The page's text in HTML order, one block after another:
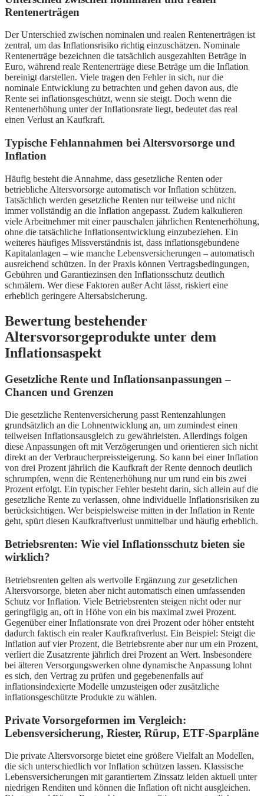
Rentenerträgen
Der Unterschied zwischen nominalen und realen Rentenerträgen ist
zentral, um das Inflationsrisiko richtig einzuschätzen. Nominale
Rentenerträge bezeichnen die tatsächlich ausgezahlten Beträge in
Euro, während reale Rentenerträge diese Beträge um die Inflation
bereinigt darstellen. Viele tragen den Fehler in sich, nur die
nominale Entwicklung zu betrachten und gehen davon aus, die
Rente sei inflationsgeschützt, wenn sie steigt. Doch wenn die
Rentenerhöhung unter der Inflationsrate liegt, bedeutet das real
einen Verlust an Kaufkraft.
Typische Fehlannahmen bei Altersvorsorge und
Inflation
Häufig besteht die Annahme, dass gesetzliche Renten oder
betriebliche Altersvorsorge automatisch vor Inflation schützen.
Tatsächlich werden gesetzliche Renten nur teilweise und nicht
immer vollständig an die Inflation angepasst. Zudem kalkulieren
viele Arbeitnehmer mit einer pauschalen jährlichen Rentenerhöhung,
ohne die tatsächliche Inflationsentwicklung einzubeziehen. Ein
weiteres häufiges Missverständnis ist, dass inflationsgebundene
Kapitalanlagen – wie manche Lebensversicherungen – automatisch
ausreichend schützen. In der Praxis können Vertragsbedingungen,
Gebühren und Garantiezinsen den Inflationsschutz deutlich
schmälern. Wer diese Faktoren außer Acht lässt, riskiert eine
erheblich geringere Altersabsicherung.
Bewertung bestehender
Altersvorsorgeprodukte unter dem
Inflationsaspekt
Gesetzliche Rente und Inflationsanpassungen –
Chancen und Grenzen
Die gesetzliche Rentenversicherung passt Rentenzahlungen
grundsätzlich an die Lohnentwicklung an, um zumindest einen
teilweisen Inflationsausgleich zu gewährleisten. Allerdings folgen
diese Anpassungen oft mit Verzögerungen und orientieren sich nicht
direkt an der Verbraucherpreissteigerung. So kann bei einer Inflation
von drei Prozent jährlich die Kaufkraft der Rente dennoch deutlich
schrumpfen, wenn die Rentenerhöhung nur um rund ein bis zwei
Prozent erfolgt. Ein typischer Fehler besteht darin, sich allein auf die
gesetzliche Rente zu verlassen, ohne individuelle Inflationsrisiken zu
berücksichtigen. Wer beispielsweise mitten in der Inflation in Rente
geht, spürt diesen Kaufkraftverlust unmittelbar und häufig erheblich.
Betriebsrenten: Wie viel Inflationsschutz bieten sie
wirklich?
Betriebsrenten gelten als wertvolle Ergänzung zur gesetzlichen
Altersvorsorge, bieten aber nicht automatisch einen umfassenden
Schutz vor Inflation. Viele Betriebsrenten steigen nicht oder nur
geringfügig an, oft in Höhe von ein bis maximal zwei Prozent.
Gegenüber einer Inflationsrate von drei Prozent oder höher entsteht
dadurch faktisch ein realer Kaufkraftverlust. Ein Beispiel: Steigt die
Inflation auf vier Prozent, die Betriebsrente aber nur um ein Prozent,
verliert die Zusatzrente jährlich drei Prozent an Wert. Insbesondere
bei älteren Versorgungswerken ohne dynamische Anpassung lohnt
es sich, den Vertrag zu prüfen und gegebenenfalls auf
inflationsindexierte Modelle umzusteigen oder zusätzliche
inflationsgeschützte Produkte zu wählen.
Private Vorsorgeformen im Vergleich:
Lebensversicherung, Riester, Rürup, ETF-Sparpläne
Die private Altersvorsorge bietet eine größere Vielfalt an Modellen,
die sich unterschiedlich vor Inflation schützen lassen. Klassische
Lebensversicherungen mit garantiertem Zinssatz leiden aktuell unter
niedrigen Renditen und können die Inflation oft nicht ausgleichen.